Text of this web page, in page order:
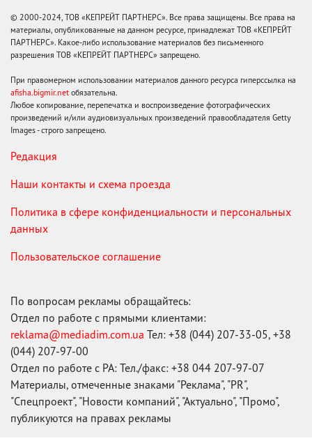
© 2000-2024, ТОВ «КЕПРЕЙТ ПАРТНЕРС». Все права защищены. Все права на
материалы, опубликованные на данном ресурсе, принадлежат ТОВ «КЕПРЕЙТ
ПАРТНЕРС». Какое-либо использование материалов без письменного
разрешения ТОВ «КЕПРЕЙТ ПАРТНЕРС» запрещено.
При правомерном использовании материалов данного ресурса гиперссылка на
afisha.bigmir.net обязательна.
Любое копирование, перепечатка и воспроизведение фотографических
произведений и/или аудиовизуальных произведений правообладателя Getty
Images - строго запрещено.
Редакция
Наши контакты и схема проезда
Политика в сфере конфиденциальности и персональных
данных
Пользовательское соглашение
По вопросам рекламы обращайтесь:
Отдел по работе с прямыми клиентами:
reklama@mediadim.com.ua Тел: +38 (044) 207-33-05, +38
(044) 207-97-00
Отдел по работе с РА: Тел./факс: +38 044 207-97-07
Материалы, отмеченные знаками "Реклама", "PR",
"Спецпроект", "Новости компаний", "Актуально", "Промо",
публикуются на правах рекламы